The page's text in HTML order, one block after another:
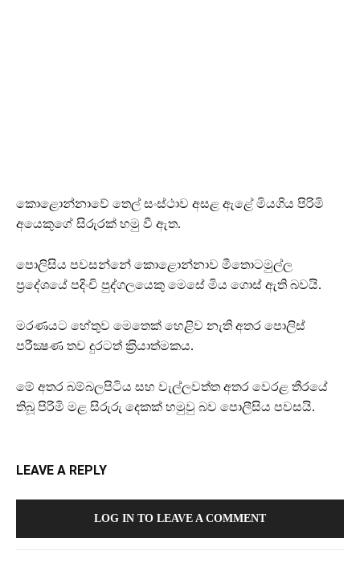
කොළොන්නාවේ තෙල් සංස්ථාව අසළ ඇළේ මියගිය පිරිමි
අයෙකුගේ සිරුරක් හමු වී ඇත.
පොලිසිය පවසන්නේ කොළොන්නාව මීතොටමුල්ල
ප්‍රදේශයේ පදිංචි පුද්ගලයෙකු මෙසේ මිය ගොස් ඇති බවයි.
මරණයට හේතුව මෙතෙක් හෙළිව නැති අතර පොලිස්
පරීක්‍ෂණ තව දුරටත් ක‍්‍රියාත්මකය.
මේ අතර බම්බලපිටිය සහ වැල්ලවත්ත අතර වෙරළ තීරයේ
තිබූ පිරිමි මළ සිරුරු දෙකක් හමුවු බව පොලීසිය පවසයි.
LEAVE A REPLY
LOG IN TO LEAVE A COMMENT